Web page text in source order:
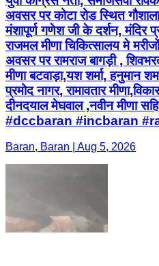
अवसर पर कोटा रोड स्थित
मंशापूर्ण गणेश जी के दर्शन, मंदिर
राजमल मीणा चिकित्सालय मे
अवसर पर रामराज बागड़ी ,
मीणा बटवाड़ा,यश शर्मा, हनुमान
प्रमोद नागर, रामावतार
दीनदयाल मेघवाल ,नवीन मीणा
#dccbaran #incbaran
Baran, Baran | Aug 5, 2026